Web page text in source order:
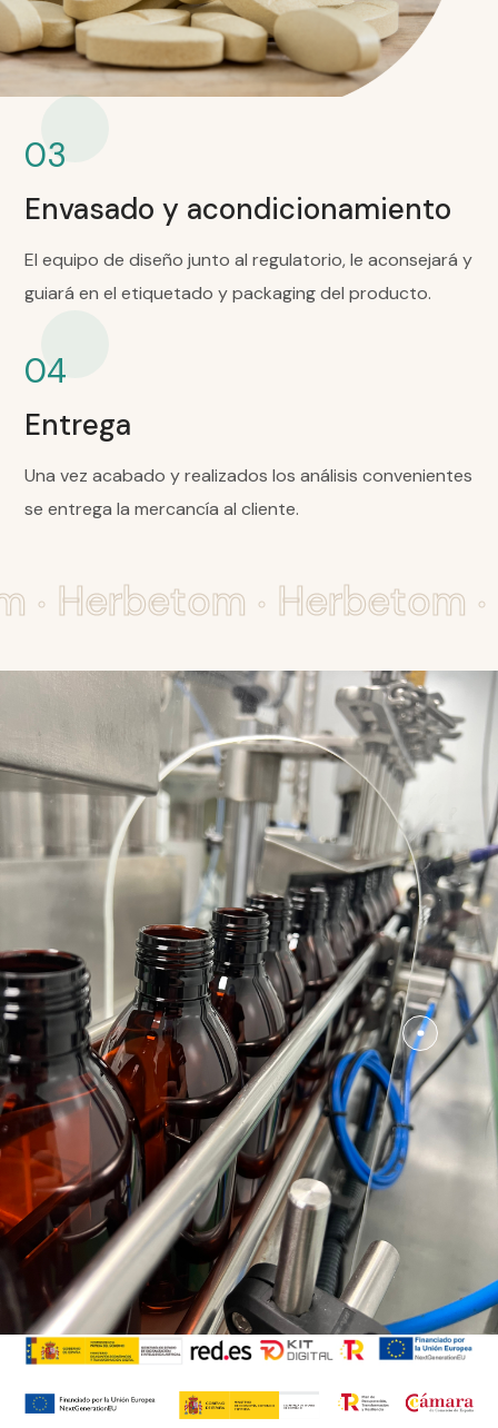
03
Envasado y acondicionamiento
El equipo de diseño junto al regulatorio, le aconsejará y
guiará en el etiquetado y packaging del producto.
04
Entrega
Una vez acabado y realizados los análisis convenientes
se entrega la mercancía al cliente.
. Herbetom . Herbetom .